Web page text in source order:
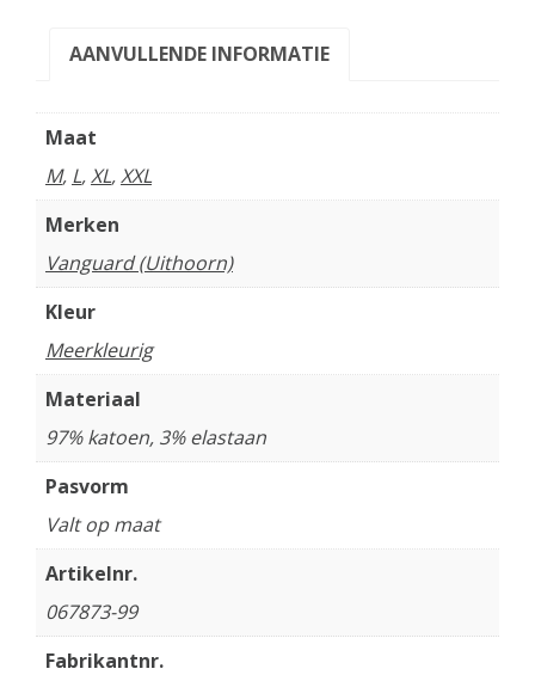
AANVULLENDE INFORMATIE
Maat
M, L,XL,XXL
Merken
Vanguard (Uithoorn)
Kleur
Meerkleurig
Materiaal
97% katoen, 3% elastaan
Pasvorm
Valt op maat
Artikelnr.
067873-99
Fabrikantnr.